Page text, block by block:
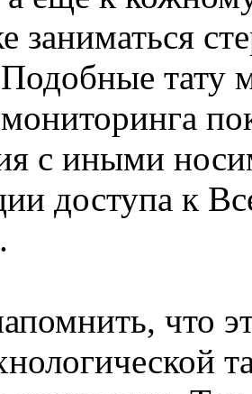
заниматься
тату
с иными
доступа к
что